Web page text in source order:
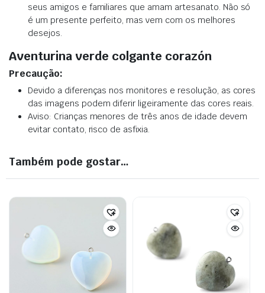
seus amigos e familiares que amam artesanato. Não só
é um presente perfeito, mas vem com os melhores
desejos.
Aventurina verde colgante corazón
Precaução:
Devido a diferenças nos monitores e resolução, as cores
das imagens podem diferir ligeiramente das cores reais.
Aviso: Crianças menores de três anos de idade devem
evitar contato, risco de asfixia.
Também pode gostar…